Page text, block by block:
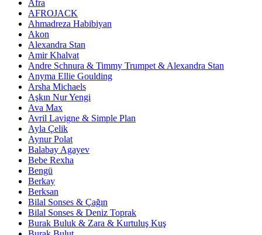
Afra
AFROJACK
Ahmadreza Habibiyan
Akon
Alexandra Stan
Amir Khalvat
Andre Schnura & Timmy Trumpet & Alexandra Stan
Anyma Ellie Goulding
Arsha Michaels
Aşkın Nur Yengi
Ava Max
Avril Lavigne & Simple Plan
Ayla Çelik
Aynur Polat
Balabay Agayev
Bebe Rexha
Bengü
Berkay
Berksan
Bilal Sonses & Çağın
Bilal Sonses & Deniz Toprak
Burak Buluk & Zara & Kurtuluş Kuş